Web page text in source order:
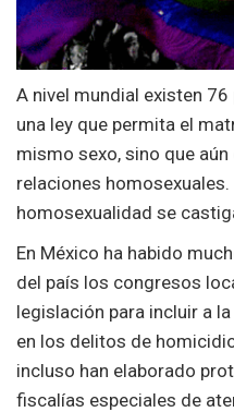
A nivel mundial existen
una ley que permita el
mismo sexo, sino que
relaciones
homosexualidad se
En México ha habido
del país los congresos
legislación para incluir a
en los delitos de
incluso han elaborado
fiscalías especiales de